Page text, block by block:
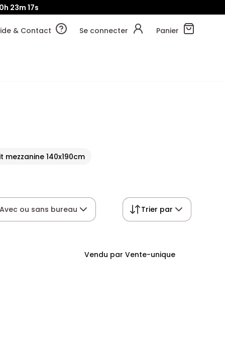
23m 16s
& Contact Se connecter Panier
mezzanine 140x190cm
Avec ou sans bureau Trier par
Vendu par Vente-unique